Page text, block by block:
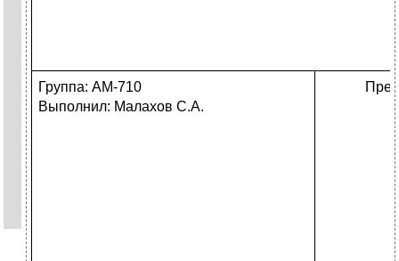
Группа: АМ-710
Выполнил: Малахов С.А.